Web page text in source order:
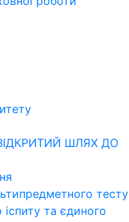
ШЛЯХ ДО
тесту
та єдиного